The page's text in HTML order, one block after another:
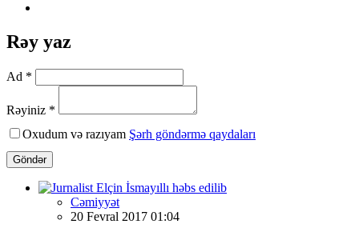
Rəy yaz
Ad *
Rəyiniz *
Oxudum və razıyam Şərh göndərmə qaydaları
Göndər
Cəmiyyət
20 Fevral 2017 01:04